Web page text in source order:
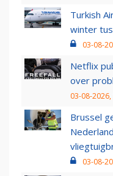
Turkish
winter
03-08-
Netflix
over
03-08-
Brussel
03-08-